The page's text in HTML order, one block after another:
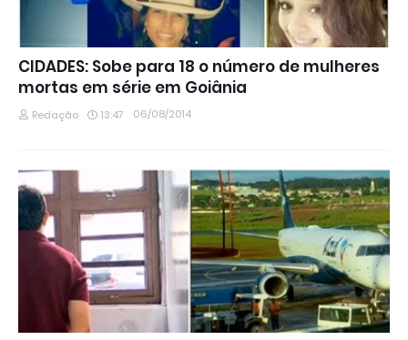
CIDADES: Sobe para 18 o número de mulheres
mortas em série em Goiânia
Redação 13:47 06/08/2014